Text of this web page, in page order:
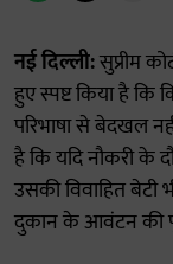
नई दिल्ली:सुप्रीम
हुए स्पष्ट किया है कि
परिभाषा से बेदखल
है कि यदि नौकरी के
उसकी विवाहित बेटी
दुकान के आवंटन की